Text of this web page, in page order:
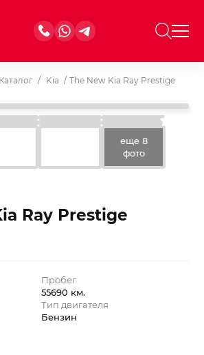
Каталог / Kia / The New Kia Ray Prestige
еще 8
фото
Ray Prestige
Пробег
55690 км.
Тип двигателя
Бензин